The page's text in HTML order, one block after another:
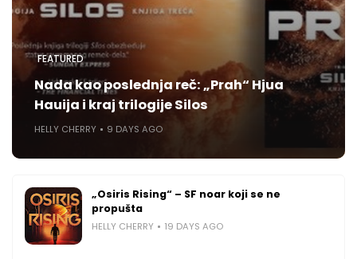
FEATURED
Nada kao poslednja reč: „Prah“ Hjua
Hauija i kraj trilogije Silos
HELLY CHERRY 9 DAYS AGO
„Osiris Rising“ – SF noar koji se ne
propušta
HELLY CHERRY 19 DAYS AGO